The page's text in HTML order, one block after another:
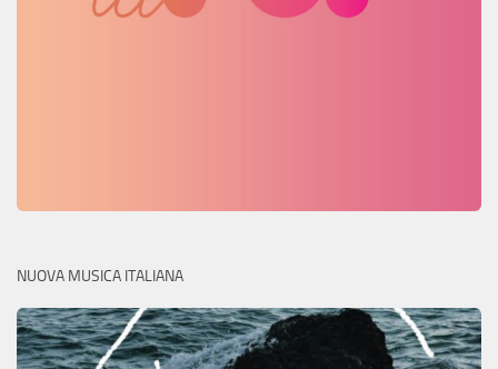
NUOVA MUSICA ITALIANA